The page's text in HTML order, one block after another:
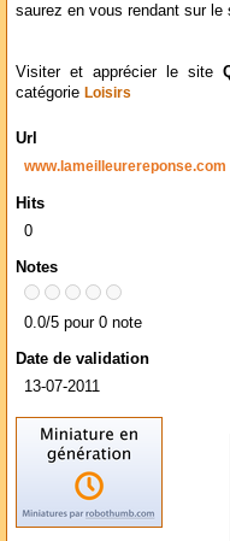
saurez en vous rendant sur le
Visiter et apprécier le site
catégorie Loisirs
Url
www.lameilleurereponse.com
Hits
0
Notes
0.0/5 pour 0 note
Date de validation
13-07-2011